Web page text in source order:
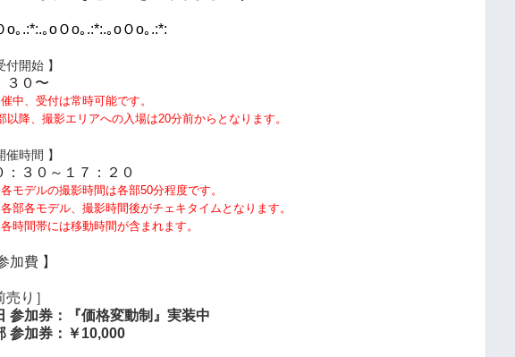
o｡.:*:.｡oＯo｡.:*:.｡oＯo｡.:*:
付開始 】
３０〜
中、受付は常時可能です。
以降、撮影エリアへの入場は20分前からとなります。
催時間 】
：３０～１７：２０
モデルの撮影時間は各部50分程度です。
部各モデル、撮影時間後がチェキタイムとなります。
時間帯には移動時間が含まれます。
加費 】
売り ］
参加券：
『価格変動制』実装中
参加券： ￥10,000